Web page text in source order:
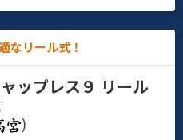
なリール式！
ップレス９ リール
)